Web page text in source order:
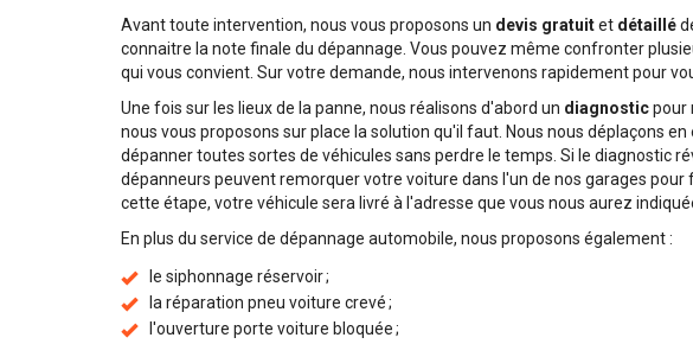
Avant toute intervention, nous vous proposons un devis gratuitet détaillé
connaitre la note finale du dépannage. Vous pouvez même confronter
qui vous convient. Sur votre demande, nous intervenons rapidement pour
Une fois sur les lieux de la panne, nous réalisons d'abord un diagnosticpour
nous vous proposons sur place la solution qu'il faut. Nous nous déplaçons
dépanner toutes sortes de véhicules sans perdre le temps. Si le diagnostic
dépanneurs peuvent remorquer votre voiture dans l'un de nos garages
cette étape, votre véhicule sera livré à l'adresse que vous nous aurez
En plus du service de dépannage automobile, nous proposons également :
le siphonnage réservoir ;
la réparation pneu voiture crevé ;
l'ouverture porte voiture bloquée ;